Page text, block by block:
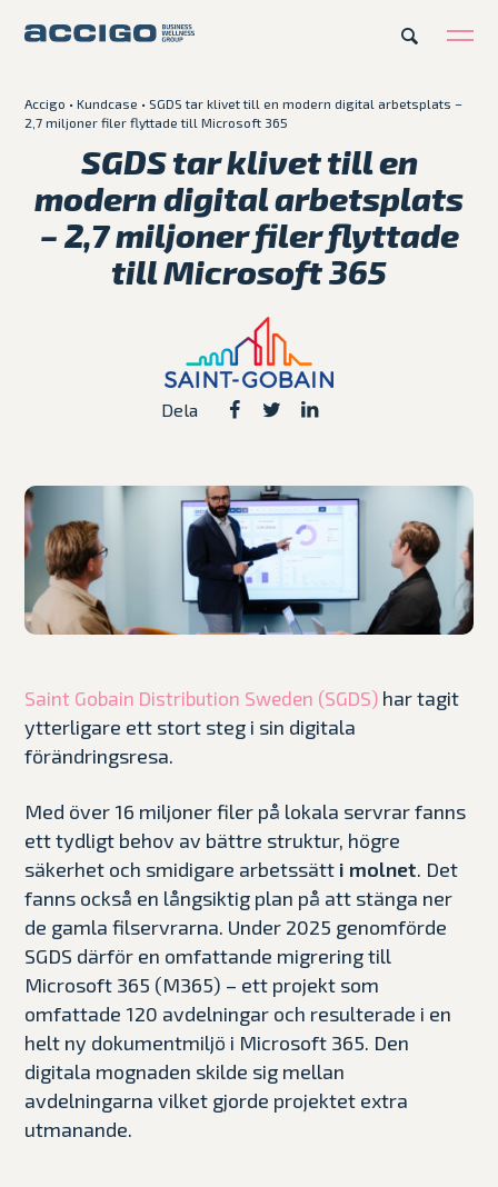
Karriär Kontakt
Erbjudande
Plattformar
Accigo •Kundcase • SGDS tar klivet till en modern digital arbetsplats –
2,7 miljoner filer flyttade till Microsoft 365
SGDS tar klivet till en
modern digital arbetsplats
– 2,7 miljoner filer flyttade
till Microsoft 365
Dela
Saint Gobain Distribution Sweden (SGDS) har tagit
ytterligare ett stort steg i sin digitala
förändringsresa.
Med över 16 miljoner filer på lokala servrar fanns
ett tydligt behov av bättre struktur, högre
säkerhet och smidigare arbetssätt i molnet. Det
fanns också en långsiktig plan på att stänga ner
de gamla filservrarna. Under 2025 genomförde
SGDS därför en omfattande migrering till
Microsoft 365 (M365) – ett projekt som
omfattade 120 avdelningar och resulterade i en
helt ny dokumentmiljö i Microsoft 365. Den
digitala mognaden skilde sig mellan
avdelningarna vilket gjorde projektet extra
utmanande.